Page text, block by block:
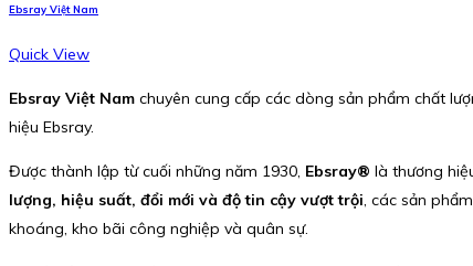
Ebsray Việt Nam
Quick View
Ebsray Việt Nam chuyên cung cấp các dòng sản phẩm chất
hiệu Ebsray.
Được thành lập từ cuối những năm 1930, Ebsray® là thương
lượng, hiệu suất, đổi mới và độ tin cậy vượt trội, các sản
khoáng, kho bãi công nghiệp và quân sự.